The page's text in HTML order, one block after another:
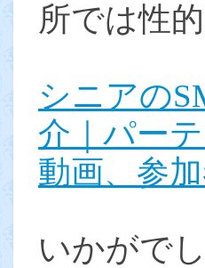
所では性
シニアの
介｜パー
動画、参
いかがで